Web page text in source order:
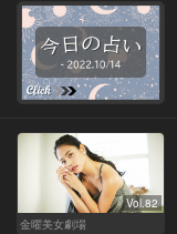
Vol.82
金曜美女劇場